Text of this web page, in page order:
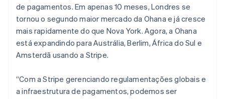
de pagamentos. Em apenas 10 meses, Londres se
tornou o segundo maior mercado da Ohana e já cresce
mais rapidamente do que Nova York. Agora, a Ohana
está expandindo para Austrália, Berlim, África do Sul e
Amsterdã usando a Stripe.
“Com a Stripe gerenciando regulamentações globais e
a infraestrutura de pagamentos, podemos ser